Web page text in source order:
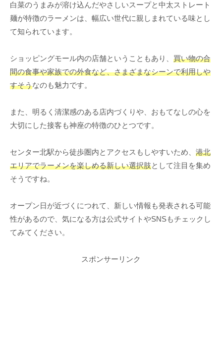
白菜のうまみが溶け込んだやさしいスープと中太ストレート
麺が特徴のラーメンは、幅広い世代に親しまれている味とし
て知られています。
ショッピングモール内の店舗ということもあり、 買い物の合
間の食事や家族での外食など、さまざまなシーンで利用しや
すそうなのも魅力です。
また、明るく清潔感のある店内づくりや、おもてなしの心を
大切にした接客も神座の特徴のひとつです。
センター北駅から徒歩圏内とアクセスもしやすいため、 港北
エリアでラーメンを楽しめる新しい選択肢として注目を集め
そうですね。
オープン日が近づくにつれて、新しい情報も発表される可能
性があるので、気になる方は公式サイトやSNSもチェックし
てみてください。
スポンサーリンク